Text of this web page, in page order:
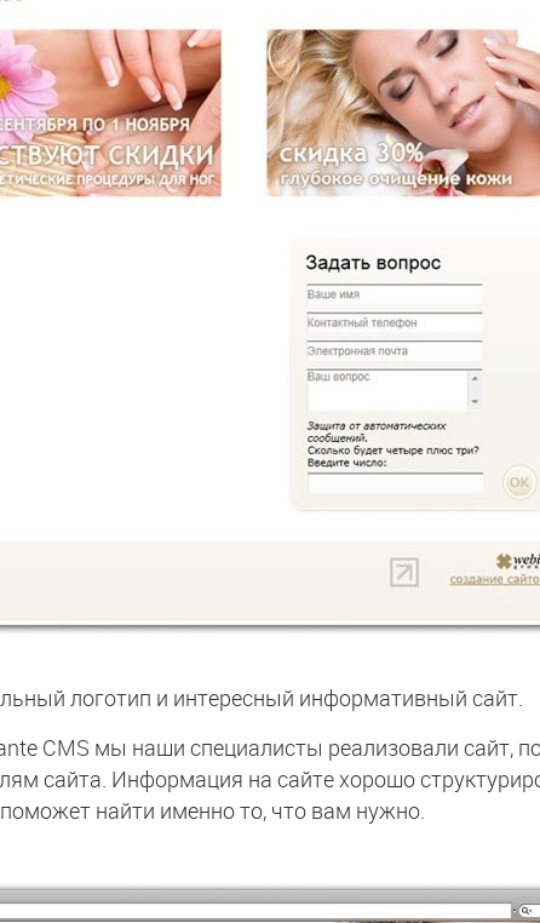
логотип и интересный информативный сайт.
CMS мы наши специалисты реализовали сайт,
сайта. Информация на сайте хорошо
найти именно то, что вам нужно.